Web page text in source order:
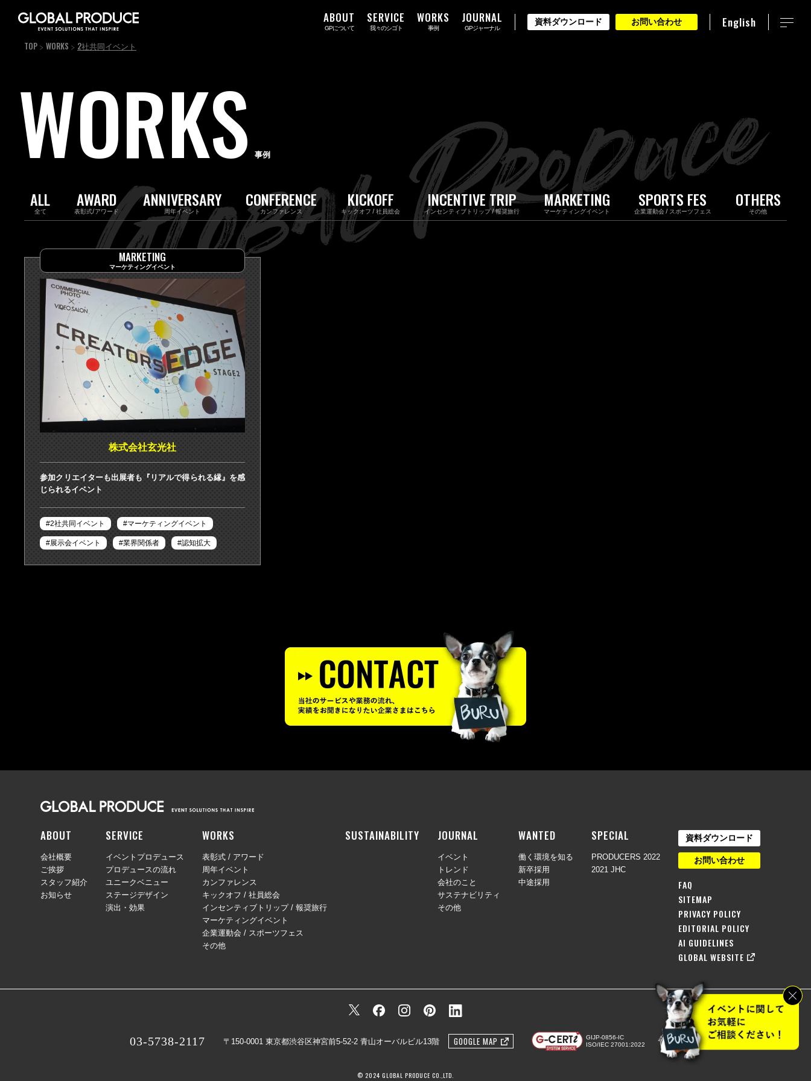
ABOUT
GPについて
SERVICE
我々のシゴト
WORKS
事例
JOURNAL
GPジャーナル
資料ダウンロード お問い合わせ English
TOP WORKS 2社共同イベント
WORKS 事例
ALL
全て
AWARD
表彰式/アワード
ANNIVERSARY
周年イベント
CONFERENCE
カンファレンス
KICKOFF
キックオフ / 社員総会
INCENTIVE TRIP
インセンティブトリップ / 報奨旅行
MARKETING
マーケティングイベント
SPORTS FES
企業運動会 / スポーツフェス
OTHERS
その他
株式会社玄光社
参加クリエイターも出展者も『リアルで得られる縁』を感
じられるイベント
MARKETING
マーケティングイベント
2社共同イベント マーケティングイベント
展示会イベント 業界関係者 認知拡大
ABOUT
会社概要
ご挨拶
スタッフ紹介
お知らせ
SERVICE
イベントプロデュース
プロデュースの流れ
ユニークベニュー
ステージデザイン
演出・効果
WORKS
表彰式 / アワード
周年イベント
カンファレンス
キックオフ / 社員総会
インセンティブトリップ / 報奨旅行
マーケティングイベント
企業運動会 / スポーツフェス
その他
SUSTAINABILITY JOURNAL
イベント
トレンド
会社のこと
サステナビリティ
その他
WANTED
働く環境を知る
新卒採用
中途採用
SPECIAL
PRODUCERS 2022
2021 JHC
資料ダウンロード
お問い合わせ
FAQ
SITEMAP
PRIVACY POLICY
EDITORIAL POLICY
AI GUIDELINES
GLOBAL WEBSITE
03-5738-2117 〒150-0001 東京都渋谷区神宮前5-52-2 青山オーバルビル13階 GOOGLE MAP
GIJP-0856-IC
ISO/IEC 27001:2022
© 2024 GLOBAL PRODUCE CO.,LTD.